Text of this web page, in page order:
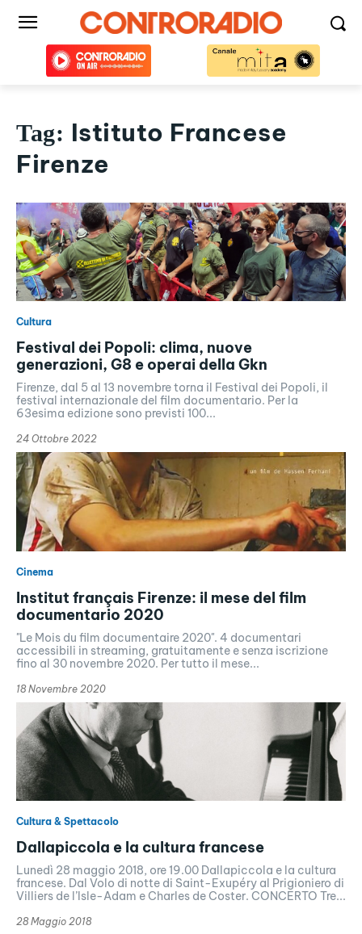
Tag: Istituto Francese
Firenze
Cultura
Festival dei Popoli: clima, nuove
generazioni, G8 e operai della Gkn
Firenze, dal 5 al 13 novembre torna il Festival dei Popoli, il
festival internazionale del film documentario. Per la
63esima edizione sono previsti 100...
24 Ottobre 2022
Cinema
Institut français Firenze: il mese del film
documentario 2020
"Le Mois du film documentaire 2020". 4 documentari
accessibili in streaming, gratuitamente e senza iscrizione
fino al 30 novembre 2020. Per tutto il mese...
18 Novembre 2020
Cultura & Spettacolo
Dallapiccola e la cultura francese
Lunedì 28 maggio 2018, ore 19.00 Dallapiccola e la cultura
francese. Dal Volo di notte di Saint-Exupéry al Prigioniero di
Villiers de l’Isle-Adam e Charles de Coster. CONCERTO Tre...
28 Maggio 2018